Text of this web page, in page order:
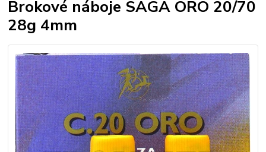
Brokové náboje SAGA ORO 20/70
28g 4mm